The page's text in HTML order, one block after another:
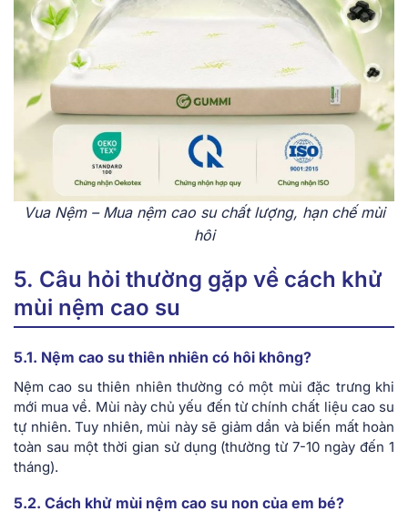
Vua Nệm – Mua nệm cao su chất lượng, hạn chế mùi
hôi
5. Câu hỏi thường gặp về cách khử
mùi nệm cao su
5.1. Nệm cao su thiên nhiên có hôi không?
Nệm cao su thiên nhiên thường có một mùi đặc trưng khi
mới mua về. Mùi này chủ yếu đến từ chính chất liệu cao su
tự nhiên. Tuy nhiên, mùi này sẽ giảm dần và biến mất hoàn
toàn sau một thời gian sử dụng (thường từ 7-10 ngày đến 1
tháng).
5.2. Cách khử mùi nệm cao su non của em bé?